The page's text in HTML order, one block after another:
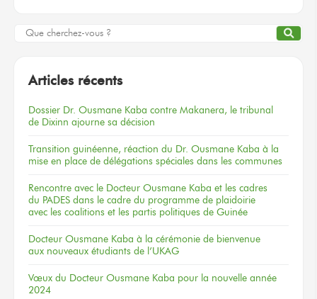
Articles récents
Dossier Dr. Ousmane Kaba contre Makanera, le tribunal
de Dixinn ajourne sa décision
Transition guinéenne, réaction du Dr. Ousmane Kaba à la
mise en place de délégations spéciales dans les communes
Rencontre avec le Docteur Ousmane Kaba et les cadres
du PADES dans le cadre du programme de plaidoirie
avec les coalitions et les partis politiques de Guinée
Docteur Ousmane Kaba à la cérémonie de bienvenue
aux nouveaux étudiants de l’UKAG
Vœux du Docteur Ousmane Kaba pour la nouvelle année
2024